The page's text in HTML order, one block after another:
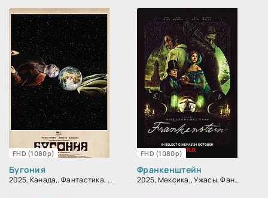
FHD (1080p)
Бугония
2025, Канада,, Фантастика, Комедия
FHD (1080p)
Франкенштейн
2025, Мексика,, Ужасы, Фантастика, Фэнтези, Драма